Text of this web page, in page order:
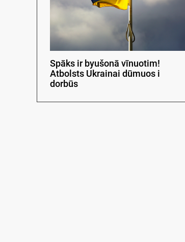
Spāks ir byušonā vīnuotim!
Atbolsts Ukrainai dūmuos i
dorbūs